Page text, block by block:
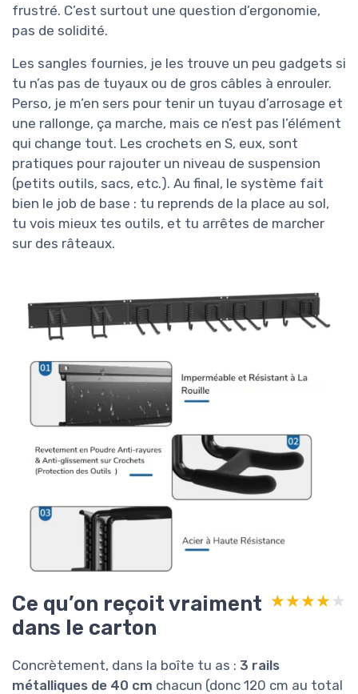
frustré. C’est surtout une question d’ergonomie,
pas de solidité.
Les sangles fournies, je les trouve un peu gadgets si
tu n’as pas de tuyaux ou de gros câbles à enrouler.
Perso, je m’en sers pour tenir un tuyau d’arrosage et
une rallonge, ça marche, mais ce n’est pas l’élément
qui change tout. Les crochets en S, eux, sont
pratiques pour rajouter un niveau de suspension
(petits outils, sacs, etc.). Au final, le système fait
bien le job de base : tu reprends de la place au sol,
tu vois mieux tes outils, et tu arrêtes de marcher
sur des râteaux.
Ce qu’on reçoit vraiment
dans le carton
★★★★★
★★★★★
Concrètement, dans la boîte tu as : 3 rails
métalliques de 40 cm chacun (donc 120 cm au total